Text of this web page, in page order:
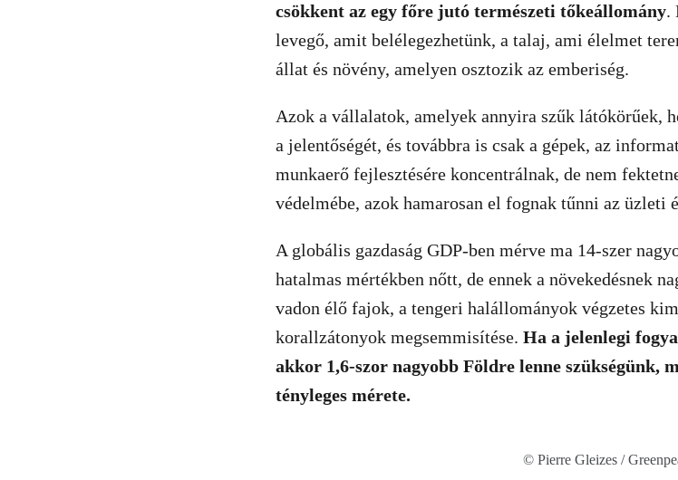
csökkent az egy főre jutó természeti tőkeállomány.
levegő, amit belélegezhetünk, a talaj, ami élelmet
állat és növény, amelyen osztozik az emberiség.
Azok a vállalatok, amelyek annyira szűk látókörűek,
a jelentőségét, és továbbra is csak a gépek, az
munkaerő fejlesztésére koncentrálnak, de nem
védelmébe, azok hamarosan el fognak tűnni az üzleti
A globális gazdaság GDP-ben mérve ma 14-szer
hatalmas mértékben nőtt, de ennek a növekedésnek
vadon élő fajok, a tengeri halállományok végzetes
korallzátonyok megsemmisítése. Ha a jelenlegi
akkor 1,6-szor nagyobb Földre lenne szükségünk,
tényleges mérete.
© Pierre Gleizes /